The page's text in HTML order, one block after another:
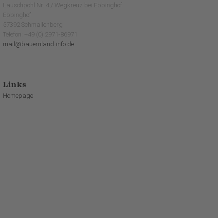
Lauschpohl Nr. 4 / Wegkreuz bei Ebbinghof
Ebbinghof
57392 Schmallenberg
Telefon: +49 (0) 2971-86971
mail@bauernland-info.de
Links
Homepage